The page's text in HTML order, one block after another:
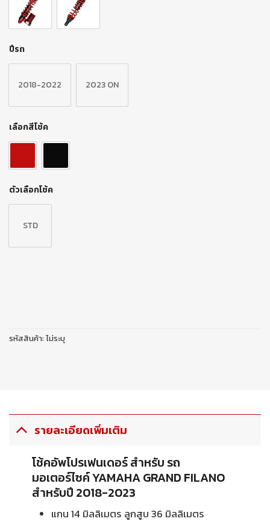
ปีรถ
2018-2022 2023 ON
เลือกสีโช้ค
ตัวเลือกโช้ค
STD
รหัสสินค้า:ไม่ระบุ
รายละเอียดเพิ่มเติม
โช้คอัพโปรเฟนเดอร์ สำหรับ รถ
มอเตอร์ไซค์ YAMAHA GRAND FILANO
สำหรับปี 2018-2023
แกน 14 มิลลิเมตร ลูกสูบ 36 มิลลิเมตร